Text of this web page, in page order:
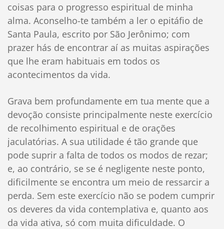
coisas para o progresso espiritual de minha
alma. Aconselho-te também a ler o epitáfio de
Santa Paula, escrito por São Jerônimo; com
prazer hás de encontrar aí as muitas aspirações
que lhe eram habituais em todos os
acontecimentos da vida.
Grava bem profundamente em tua mente que a
devoção consiste principalmente neste exercício
de recolhimento espiritual e de orações
jaculatórias. A sua utilidade é tão grande que
pode suprir a falta de todos os modos de rezar;
e, ao contrário, se se é negligente neste ponto,
dificilmente se encontra um meio de ressarcir a
perda. Sem este exercício não se podem cumprir
os deveres da vida contemplativa e, quanto aos
da vida ativa, só com muita dificuldade. O